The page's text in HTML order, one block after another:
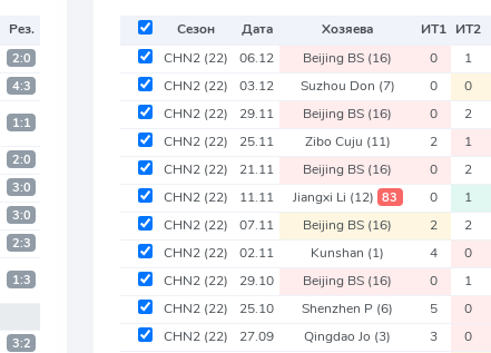
Рез.
2:0
4:3
1:1
2:0
3:0
3:0
2:3
1:3
3:2
Сезон Дата Хозяева ИТ1 ИТ2
CHN2 (22) 06.12 Beijing BS (16) 0 1
CHN2 (22) 03.12 Suzhou Don (7) 0 0
CHN2 (22) 29.11 Beijing BS (16) 0 2
CHN2 (22) 25.11 Zibo Cuju (11) 2 1
CHN2 (22) 21.11 Beijing BS (16) 0 2
CHN2 (22) 11.11 Jiangxi Li (12) 83 0 1
CHN2 (22) 07.11 Beijing BS (16) 2 2
CHN2 (22) 02.11 Kunshan (1) 4 0
CHN2 (22) 29.10 Beijing BS (16) 0 1
CHN2 (22) 25.10 Shenzhen P (6) 5 0
CHN2 (22) 27.09 Qingdao Jo (3) 3 0